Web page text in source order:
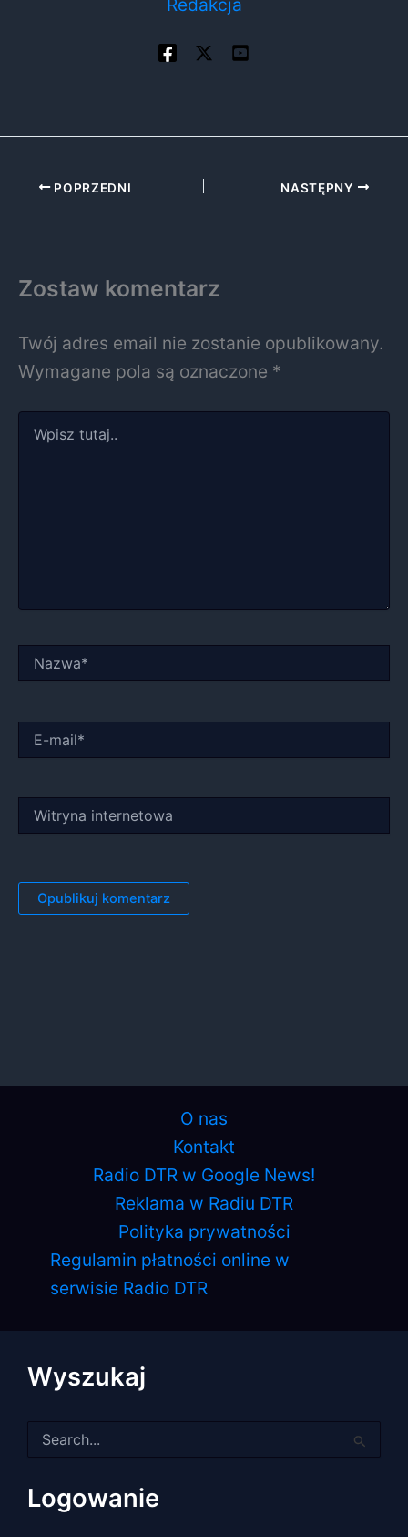
Redakcja
POPRZEDNI NASTĘPNY
Zostaw komentarz
Twój adres email nie zostanie opublikowany.
Wymagane pola są oznaczone *
tutaj..
mail*
internetowa
O nas
Kontakt
Radio DTR w Google News!
Reklama w Radiu DTR
Polityka prywatności
Regulamin płatności online w
serwisie Radio DTR
Wyszukaj
dla:
Logowanie